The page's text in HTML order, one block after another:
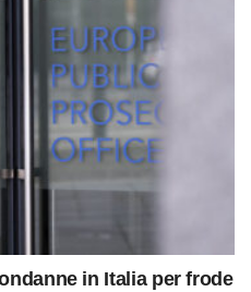
in Italia per frode